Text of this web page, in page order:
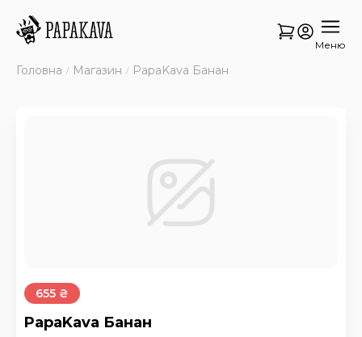
Меню
Головна Магазин PapaKava Банан
655 ₴
PapaKava Банан